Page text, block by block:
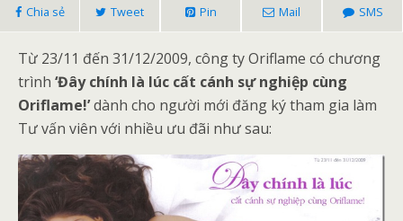
Chia sẻ Tweet Pin Mail SMS
Từ 23/11 đến 31/12/2009, công ty Oriflame có chương
trình ‘Đây chính là lúc cất cánh sự nghiệp cùng
Oriflame!’dành cho người mới đăng ký tham gia làm
Tư vấn viên với nhiều ưu đãi như sau: